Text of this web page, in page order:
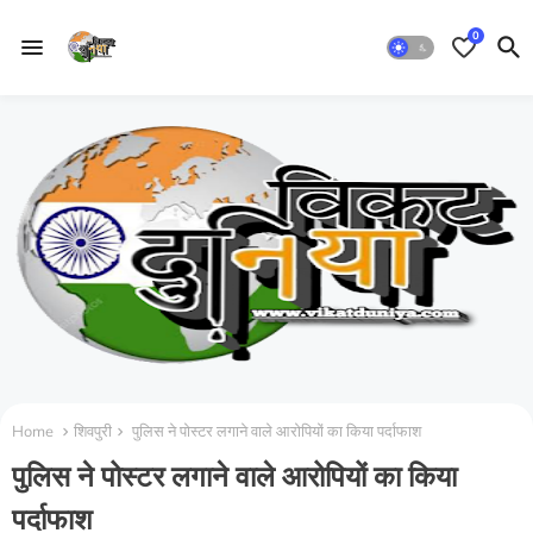
0
Home शिवपुरी पुलिस ने पोस्टर लगाने वाले आरोपियों का किया पर्दाफाश
पुलिस ने पोस्टर लगाने वाले आरोपियों का किया
पर्दाफाश